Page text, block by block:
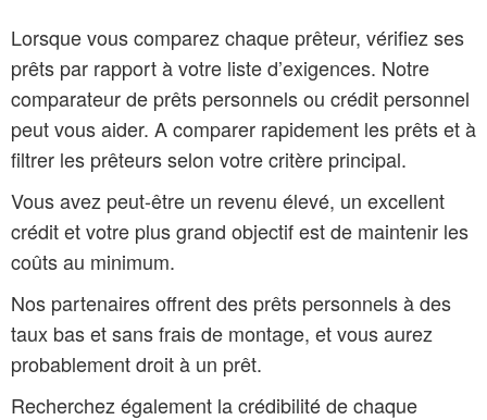
Lorsque vous comparez chaque prêteur, vérifiez ses
prêts par rapport à votre liste d’exigences. Notre
comparateur de prêts personnels ou crédit personnel
peut vous aider. A comparer rapidement les prêts et à
filtrer les prêteurs selon votre critère principal.
Vous avez peut-être un revenu élevé, un excellent
crédit et votre plus grand objectif est de maintenir les
coûts au minimum.
Nos partenaires offrent des prêts personnels à des
taux bas et sans frais de montage, et vous aurez
probablement droit à un prêt.
Recherchez également la crédibilité de chaque